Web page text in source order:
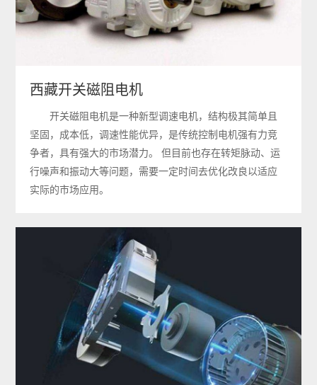
西藏开关磁阻电机
开关磁阻电机是一种新型调速电机，结构极其简单且
坚固，成本低，调速性能优异，是传统控制电机强有力竞
争者，具有强大的市场潜力。 但目前也存在转矩脉动、运
行噪声和振动大等问题，需要一定时间去优化改良以适应
实际的市场应用。